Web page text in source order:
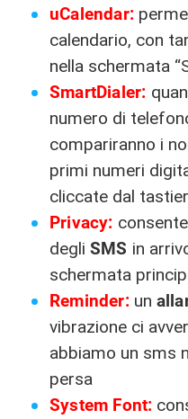
uCalendar:
calendario, con
nella schermata
SmartDialer:
numero di
compariranno i
primi numeri
cliccate dal
Privacy:
degli SMS in
schermata
Reminder: un
vibrazione ci
abbiamo un sms
persa
System Font: